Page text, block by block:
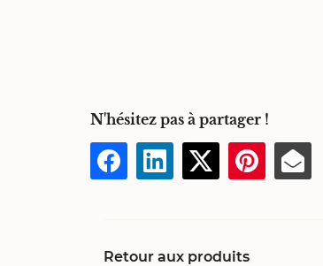
N'hésitez pas à partager !
Retour aux produits